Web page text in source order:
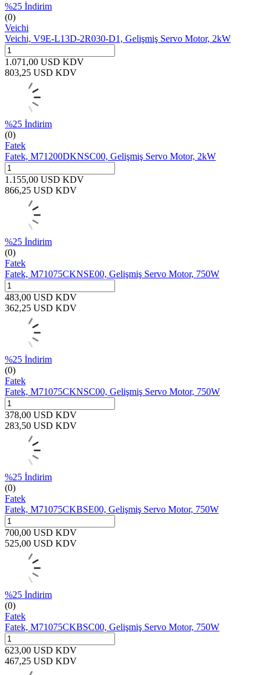
%25 İndirim
(0)
Veichi
Veichi, V9E-L13D-2R030-D1, Gelişmiş Servo Motor, 2kW
1.071,00 USD KDV
803,25 USD KDV
%25 İndirim
(0)
Fatek
Fatek, M71200DKNSC00, Gelişmiş Servo Motor, 2kW
1.155,00 USD KDV
866,25 USD KDV
%25 İndirim
(0)
Fatek
Fatek, M71075CKNSE00, Gelişmiş Servo Motor, 750W
483,00 USD KDV
362,25 USD KDV
%25 İndirim
(0)
Fatek
Fatek, M71075CKNSC00, Gelişmiş Servo Motor, 750W
378,00 USD KDV
283,50 USD KDV
%25 İndirim
(0)
Fatek
Fatek, M71075CKBSE00, Gelişmiş Servo Motor, 750W
700,00 USD KDV
525,00 USD KDV
%25 İndirim
(0)
Fatek
Fatek, M71075CKBSC00, Gelişmiş Servo Motor, 750W
623,00 USD KDV
467,25 USD KDV